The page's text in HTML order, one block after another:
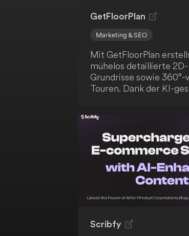
GetFloorPlan
Marketing & SEO
Mit GetFloorPlan
mühelos detaillierte
Grundrisse sowie 360°-
Touren. Dank der KI-
Vorteilen.
Scribfy